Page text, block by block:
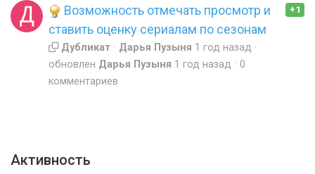
+1
Возможность отмечать просмотр и
ставить оценку сериалам по сезонам
Дубликат Дарья Пузыня 1 год назад
обновлен Дарья Пузыня 1 год назад
0
комментариев
Активность